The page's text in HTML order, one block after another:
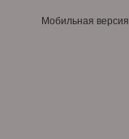
Мобильная версия